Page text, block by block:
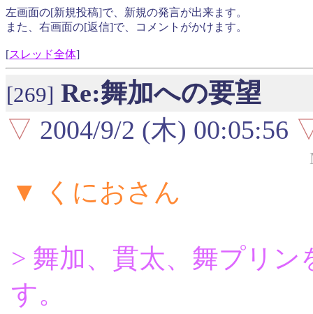
左画面の[新規投稿]で、新規の発言が出来ます。
また、右画面の[返信]で、コメントがかけます。
[スレッド全体]
[269] Re:舞加への要望
▽ 2004/9/2 (木) 00:05:56
▼ くにおさん
> 舞加、貫太、舞プリ
す。